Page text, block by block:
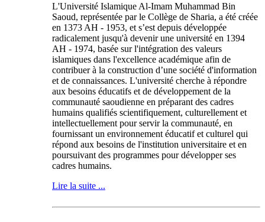
L'Université Islamique Al-Imam Muhammad Bin
Saoud, représentée par le Collège de Sharia, a été créée
en 1373 AH - 1953, et s’est depuis développée
radicalement jusqu'à devenir une université en 1394
AH - 1974, basée sur l'intégration des valeurs
islamiques dans l'excellence académique afin de
contribuer à la construction d’une société d'information
et de connaissances. L'université cherche à répondre
aux besoins éducatifs et de développement de la
communauté saoudienne en préparant des cadres
humains qualifiés scientifiquement, culturellement et
intellectuellement pour servir la communauté, en
fournissant un environnement éducatif et culturel qui
répond aux besoins de l'institution universitaire et en
poursuivant des programmes pour développer ses
cadres humains.
Lire la suite ...